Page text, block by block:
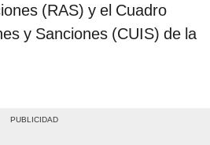
(RAS) y el Cuadro
y Sanciones (CUIS) de la